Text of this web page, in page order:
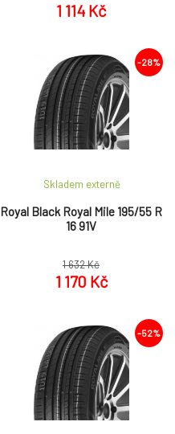
1 114 Kč
-28%
Royal Black Royal Mile 195/55 R
16 91V
Skladem externě
1 632 Kč
1 170 Kč
-52%